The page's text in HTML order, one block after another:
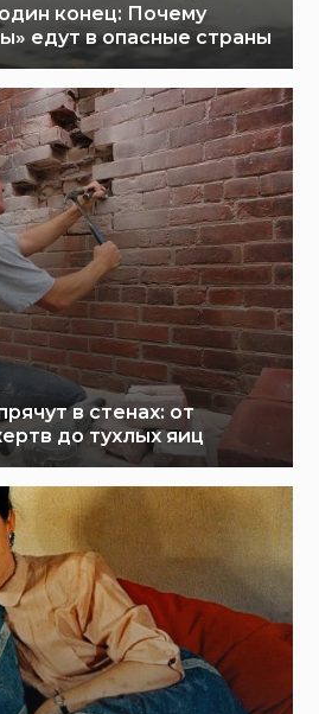
конец: Почему
едут в опасные страны
в стенах: от
до тухлых яиц